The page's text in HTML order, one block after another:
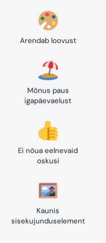
Arendab loovust
Mõnus paus
igapäevaelust
Ei nõua eelnevaid
oskusi
Kaunis
sisekujunduselement